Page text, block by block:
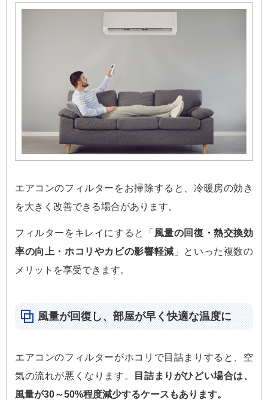
エアコンのフィルターをお掃除すると、冷暖房の効き
を大きく改善できる場合があります。
フィルターをキレイにすると「 風量の回復・熱交換効
率の向上・ホコリやカビの影響軽減 」といった複数の
メリットを享受できます。
風量が回復し、部屋が早く快適な温度に
エアコンのフィルターがホコリで目詰まりすると、空
気の流れが悪くなります。
目詰まりがひどい場合は、
風量が30～50%程度減少するケースもあります。